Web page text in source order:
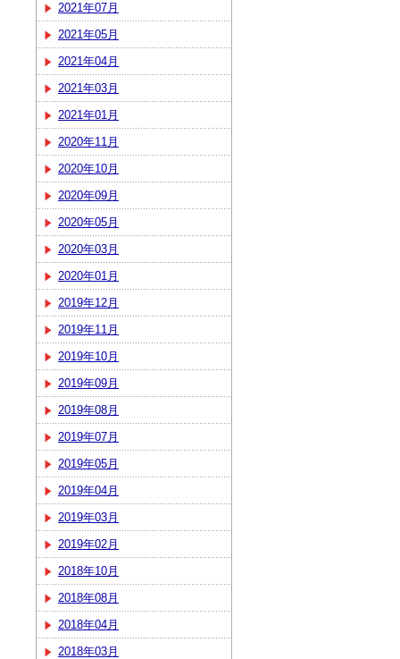
2021年07月
2021年05月
2021年04月
2021年03月
2021年01月
2020年11月
2020年10月
2020年09月
2020年05月
2020年03月
2020年01月
2019年12月
2019年11月
2019年10月
2019年09月
2019年08月
2019年07月
2019年05月
2019年04月
2019年03月
2019年02月
2018年10月
2018年08月
2018年04月
2018年03月